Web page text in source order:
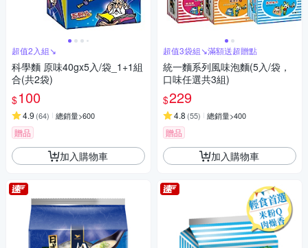
超值2入組↘︎
科學麵 原味40gx5入/袋_1+1組
合(共2袋)
$100
4.9 (64) 總銷量>600
贈品
加入購物車
超值3袋組↘︎滿額送超贈點
統一麵系列風味泡麵(5入/袋，
口味任選共3組)
$229
4.8 (55) 總銷量>400
贈品
加入購物車